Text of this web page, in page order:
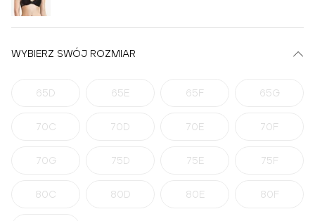
WYBIERZ SWÓJ ROZMIAR
65D 65E 65F 65G
70C 70D 70E 70F
70G 75D 75E 75F
80C 80D 80E 80F